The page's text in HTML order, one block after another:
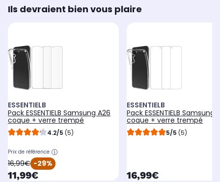
Ils devraient bien vous plaire
ESSENTIELB
Pack ESSENTIELB Samsung A26
coque + verre trempé
4.2/5 (5)
Prix de référence
oldPrice
16,99€ -29%
currentPrice
11,99€
ESSENTIELB
Pack ESSENTIELB Samsung
coque + verre trempé
5/5 (5)
currentPrice
16,99€